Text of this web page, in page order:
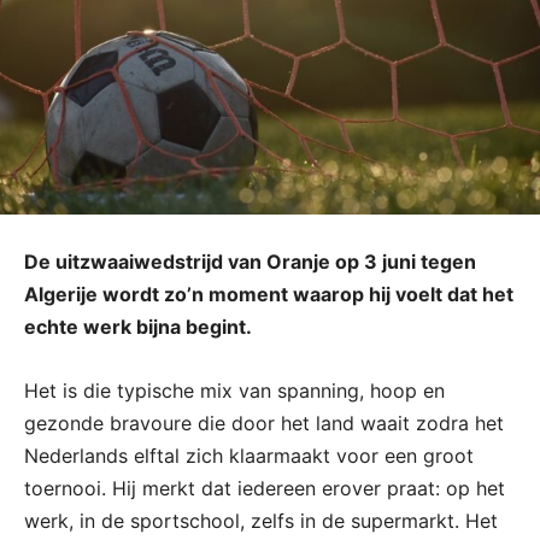
De uitzwaaiwedstrijd van Oranje op 3 juni tegen
Algerije wordt zo’n moment waarop hij voelt dat het
echte werk bijna begint.
Het is die typische mix van spanning, hoop en
gezonde bravoure die door het land waait zodra het
Nederlands elftal zich klaarmaakt voor een groot
toernooi. Hij merkt dat iedereen erover praat: op het
werk, in de sportschool, zelfs in de supermarkt. Het